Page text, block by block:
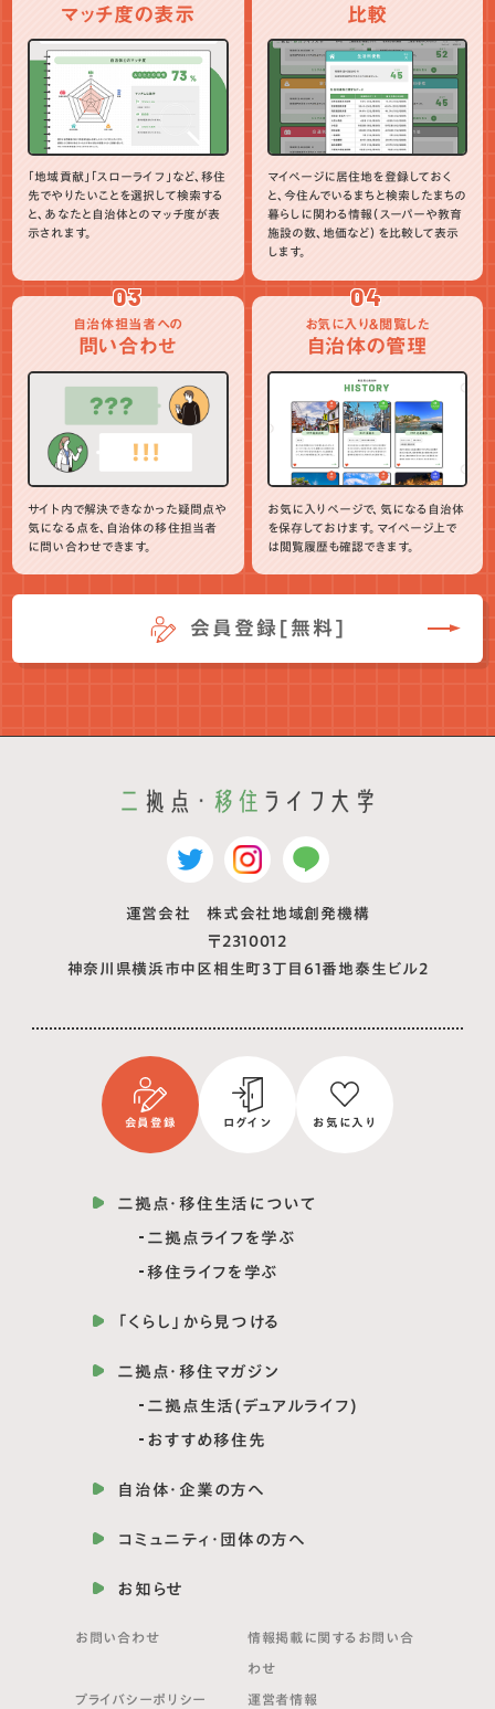
マッチ度の表示
「地域貢献」「スローライフ」など、移住
先でやりたいことを選択して検索する
と、あなたと自治体とのマッチ度が表
示されます。
比較
マイページに居住地を登録しておく
と、今住んでいるまちと検索したまちの
暮らしに関わる情報（スーパーや教育
施設の数、地価など）を比較して表示
します。
03
自治体担当者への
問い合わせ
サイト内で解決できなかった疑問点や
気になる点を、自治体の移住担当者
に問い合わせできます。
04
お気に入り＆閲覧した
自治体の管理
お気に入りページで、気になる自治体
を保存しておけます。マイページ上で
は閲覧履歴も確認できます。
会員登録[無料]
運営会社 株式会社地域創発機構
〒2310012
神奈川県横浜市中区相生町3丁目61番地泰生ビル2
会員登録 ログイン お気に入り
二拠点・移住生活について
二拠点ライフを学ぶ
移住ライフを学ぶ
「くらし」から見つける
二拠点・移住マガジン
二拠点生活(デュアルライフ)
おすすめ移住先
自治体・企業の方へ
コミュニティ・団体の方へ
お知らせ
お問い合わせ 情報掲載に関する お問い合
わせ
プライバシーポリシー 運営者情報